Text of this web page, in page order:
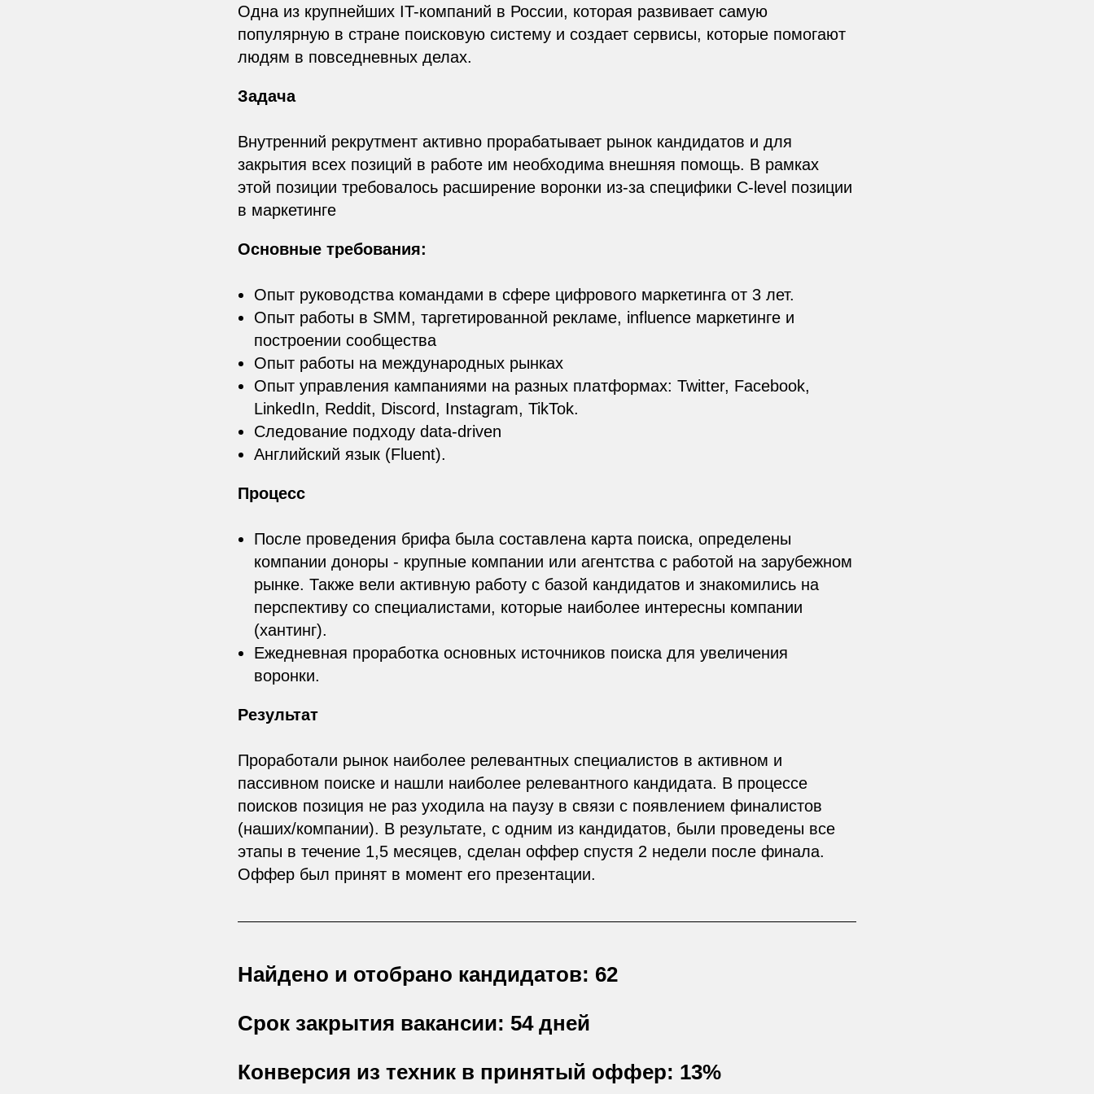
Одна из крупнейших IT-компаний в России, которая развивает самую
популярную в стране поисковую систему и создает сервисы, которые помогают
людям в повседневных делах.
Задача
Внутренний рекрутмент активно прорабатывает рынок кандидатов и для
закрытия всех позиций в работе им необходима внешняя помощь. В рамках
этой позиции требовалось расширение воронки из-за специфики С-level позиции
в маркетинге
Основные требования:
Опыт руководства командами в сфере цифрового маркетинга от 3 лет.
Опыт работы в SMM, таргетированной рекламе, influence маркетинге и
построении сообщества
Опыт работы на международных рынках
Опыт управления кампаниями на разных платформах: Twitter, Facebook,
LinkedIn, Reddit, Discord, Instagram, TikTok.
Следование подходу data-driven
Английский язык (Fluent).
Процесс
После проведения брифа была составлена карта поиска, определены
компании доноры - крупные компании или агентства с работой на зарубежном
рынке. Также вели активную работу с базой кандидатов и знакомились на
перспективу со специалистами, которые наиболее интересны компании
(хантинг).
Ежедневная проработка основных источников поиска для увеличения
воронки.
Результат
Проработали рынок наиболее релевантных специалистов в активном и
пассивном поиске и нашли наиболее релевантного кандидата. В процессе
поисков позиция не раз уходила на паузу в связи с появлением финалистов
(наших/компании). В результате, с одним из кандидатов, были проведены все
этапы в течение 1,5 месяцев, сделан оффер спустя 2 недели после финала.
Оффер был принят в момент его презентации.
Найдено и отобрано кандидатов: 62
Срок закрытия вакансии: 54 дней
Конверсия из техник в принятый оффер: 13%